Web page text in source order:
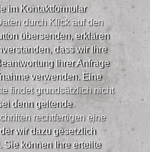
im Kontaktformular
durch Klick auf den
übersenden, erklären
dass wir Ihre
Ihrer Anfrage
verwenden. Eine
findet grundsätzlich nicht
denn geltende
rechtfertigen eine
wir dazu gesetzlich
Sie können Ihre erteilte